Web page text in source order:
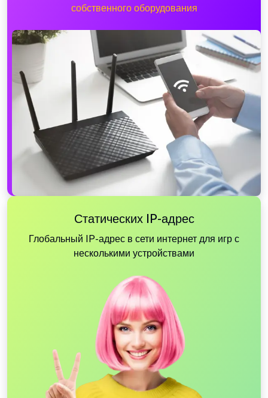
собственного оборудования
Статических IP-адрес
Глобальный IP-адрес в сети интернет для игр с
несколькими устройствами